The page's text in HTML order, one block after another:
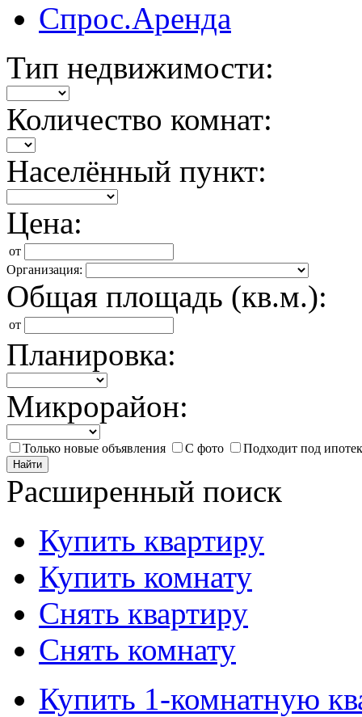
Спрос.Аренда
Тип недвижимости:
Количество комнат:
Населённый пункт:
Цена:
от
Организация:
Общая площадь (кв.м.):
от
Планировка:
Микрорайон:
Только новые объявления С фото Подходит под
Найти
Расширенный поиск
Купить квартиру
Купить комнату
Снять квартиру
Снять комнату
Купить 1-комнатную